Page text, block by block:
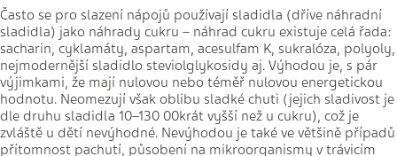
Často se pro slazení nápojů používají sladidla (dříve náhradní
sladidla) jako náhrady cukru – náhrad cukru existuje celá řada:
sacharin, cyklamáty, aspartam, acesulfam K, sukralóza, polyoly,
nejmodernější sladidlo steviolglykosidy aj. Výhodou je, s pár
výjimkami, že mají nulovou nebo téměř nulovou energetickou
hodnotu. Neomezují však oblibu sladké chuti (jejich sladivost je
dle druhu sladidla 10–130 00krát vyšší než u cukru), což je
zvláště u dětí nevýhodné. Nevýhodou je také ve většině případů
přítomnost pachutí, působení na mikroorganismy v trávicím